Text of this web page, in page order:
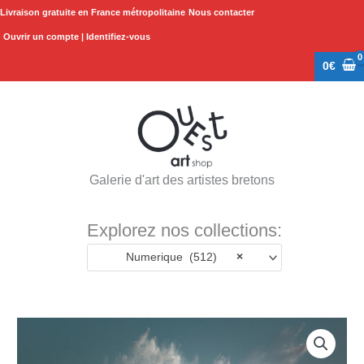
Aller
Livraison gratuite en France métropolitaine Nous contacter
Ouvrir un compte | Identifiez-vous
0€
Galerie d'art des artistes bretons
Explorez nos collections:
×
Numerique (512)